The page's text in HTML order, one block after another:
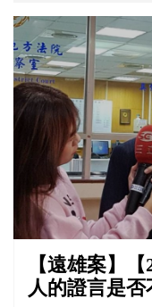
【遠雄案】
人的證言是否